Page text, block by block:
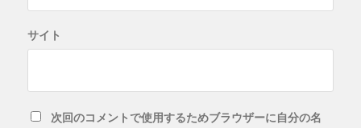
サイト
次回のコメントで使用するためブラウザーに自分の名